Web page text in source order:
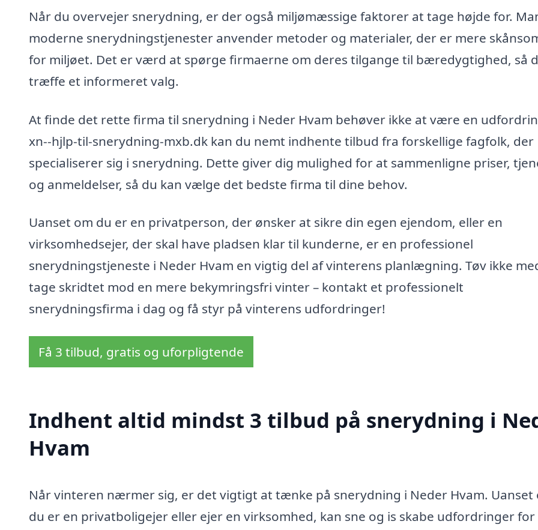
Når du overvejer snerydning, er der også miljømæssige faktorer at tage højde for.
moderne snerydningstjenester anvender metoder og materialer, der er mere
for miljøet. Det er værd at spørge firmaerne om deres tilgange til bæredygtighed, så
træffe et informeret valg.
At finde det rette firma til snerydning i Neder Hvam behøver ikke at være en
xn--hjlp-til-snerydning-mxb.dk kan du nemt indhente tilbud fra forskellige fagfolk, der
specialiserer sig i snerydning. Dette giver dig mulighed for at sammenligne priser,
og anmeldelser, så du kan vælge det bedste firma til dine behov.
Uanset om du er en privatperson, der ønsker at sikre din egen ejendom, eller en
virksomhedsejer, der skal have pladsen klar til kunderne, er en professionel
snerydningstjeneste i Neder Hvam en vigtig del af vinterens planlægning. Tøv ikke
tage skridtet mod en mere bekymringsfri vinter – kontakt et professionelt
snerydningsfirma i dag og få styr på vinterens udfordringer!
Få 3 tilbud, gratis og uforpligtende
Indhent altid mindst 3 tilbud på snerydning i
Hvam
Når vinteren nærmer sig, er det vigtigt at tænke på snerydning i Neder Hvam. Uanset
du er en privatboligejer eller ejer en virksomhed, kan sne og is skabe udfordringer for